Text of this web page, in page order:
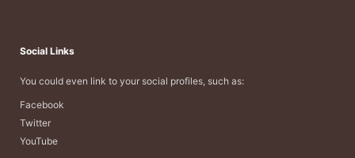
Social Links
You could even link to your social profiles, such as:
Facebook
Twitter
YouTube